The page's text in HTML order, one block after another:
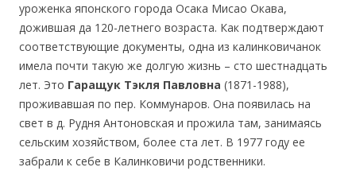
уроженка японского города Осака Мисао Окава,
дожившая да 120-летнего возраста. Как подтверждают
соответствующие документы, одна из калинковичанок
имела почти такую же долгую жизнь – сто шестнадцать
лет. Это Гаращук Тэкля Павловна (1871-1988),
проживавшая по пер. Коммунаров. Она появилась на
свет в д. Рудня Антоновская и прожила там, занимаясь
сельским хозяйством, более ста лет. В 1977 году ее
забрали к себе в Калинковичи родственники.